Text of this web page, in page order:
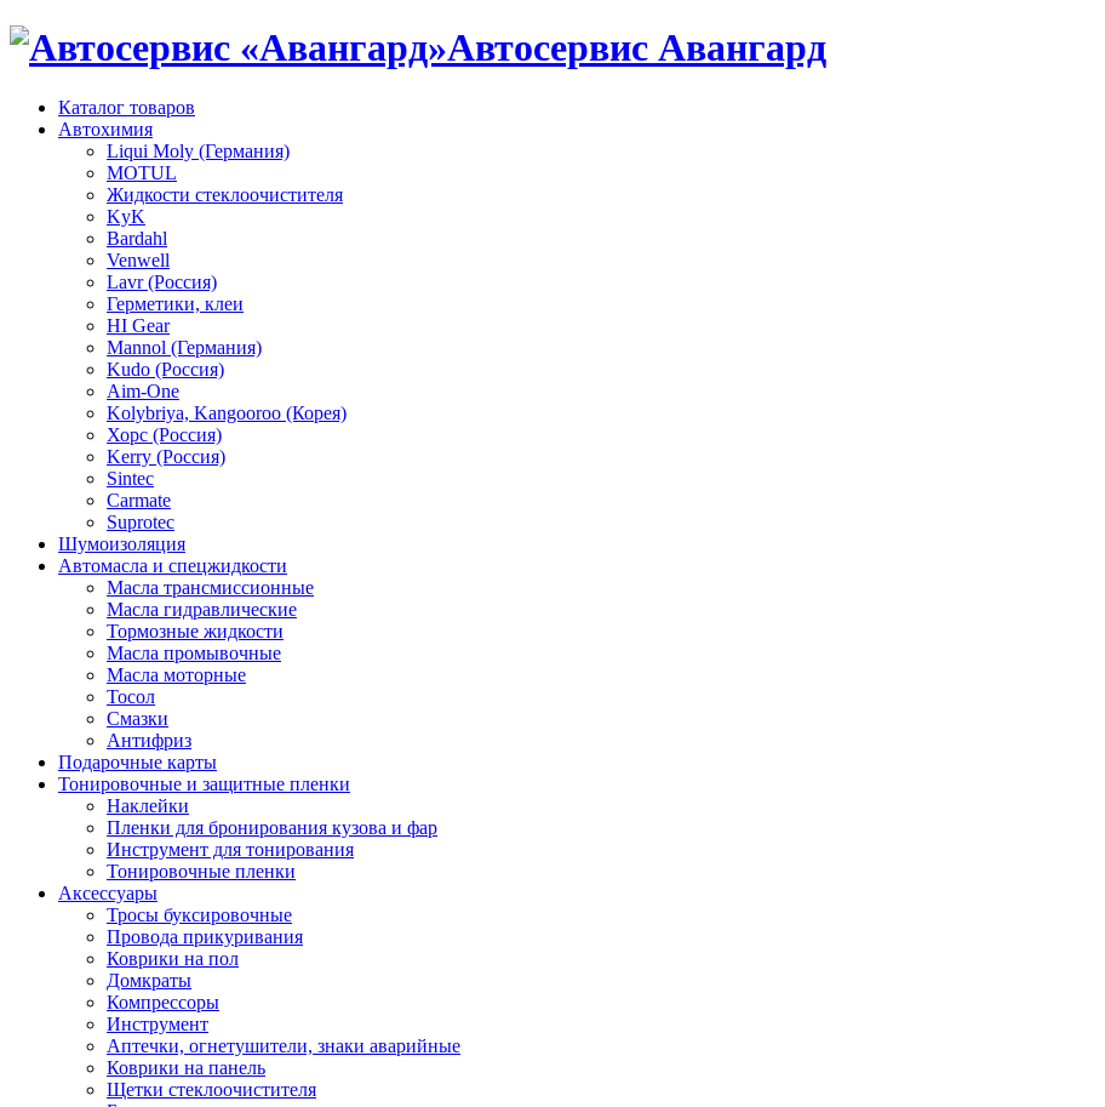
Автосервис Авангард
Каталог товаров
Автохимия
Liqui Moly (Германия)
MOTUL
Жидкости стеклоочистителя
KyK
Bardahl
Venwell
Lavr (Россия)
Герметики, клеи
HI Gear
Mannol (Германия)
Kudo (Россия)
Aim-One
Kolybriya, Kangooroo (Корея)
Хорс (Россия)
Kerry (Россия)
Sintec
Carmate
Suprotec
Шумоизоляция
Автомасла и спецжидкости
Масла трансмиссионные
Масла гидравлические
Тормозные жидкости
Масла промывочные
Масла моторные
Тосол
Смазки
Антифриз
Подарочные карты
Тонировочные и защитные пленки
Наклейки
Пленки для бронирования кузова и фар
Инструмент для тонирования
Тонировочные пленки
Аксессуары
Тросы буксировочные
Провода прикуривания
Коврики на пол
Домкраты
Компрессоры
Инструмент
Аптечки, огнетушители, знаки аварийные
Коврики на панель
Щетки стеклоочистителя